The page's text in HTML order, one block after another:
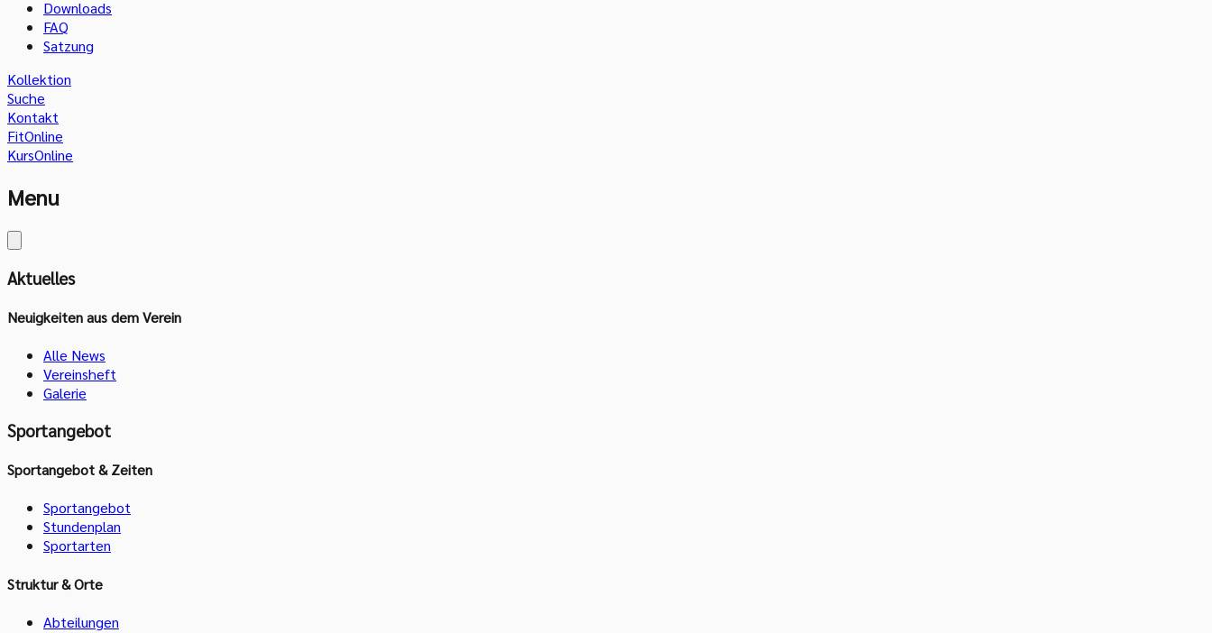
Downloads
FAQ
Satzung
Kollektion
Suche
Kontakt
FitOnline
KursOnline
Menu
Aktuelles
Neuigkeiten aus dem Verein
Alle News
Vereinsheft
Galerie
Sportangebot
Sportangebot & Zeiten
Sportangebot
Stundenplan
Sportarten
Struktur & Orte
Abteilungen